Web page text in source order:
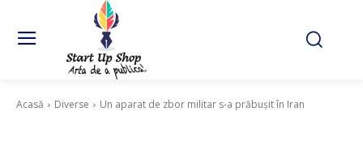
Acasă Diverse Un aparat de zbor militar s-a prăbușit în Iran